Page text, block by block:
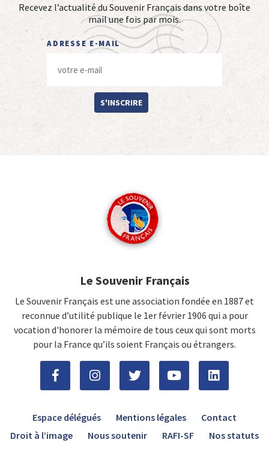
Recevez l’actualité du Souvenir Français dans votre boîte
mail une fois par mois.
ADRESSE E-MAIL
S'INSCRIRE
Le Souvenir Français
Le Souvenir Français est une association fondée en 1887 et
reconnue d’utilité publique le 1er février 1906 qui a pour
vocation d'honorer la mémoire de tous ceux qui sont morts
pour la France qu’ils soient Français ou étrangers.
Espace délégués Mentions légales
Contact
Droit à l’image
Nous soutenir RAFI-SF Nos statuts